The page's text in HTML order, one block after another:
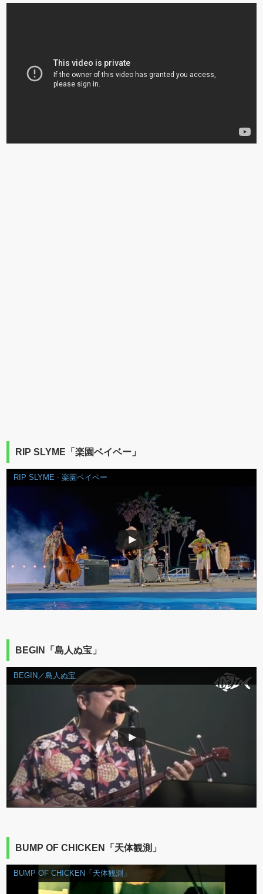
RIP SLYME「楽園ベイベー」
RIP SLYME - 楽園ベイベー
BEGIN「島人ぬ宝」
BEGIN／島人ぬ宝
BUMP OF CHICKEN「天体観測」
BUMP OF CHICKEN「天体観測」